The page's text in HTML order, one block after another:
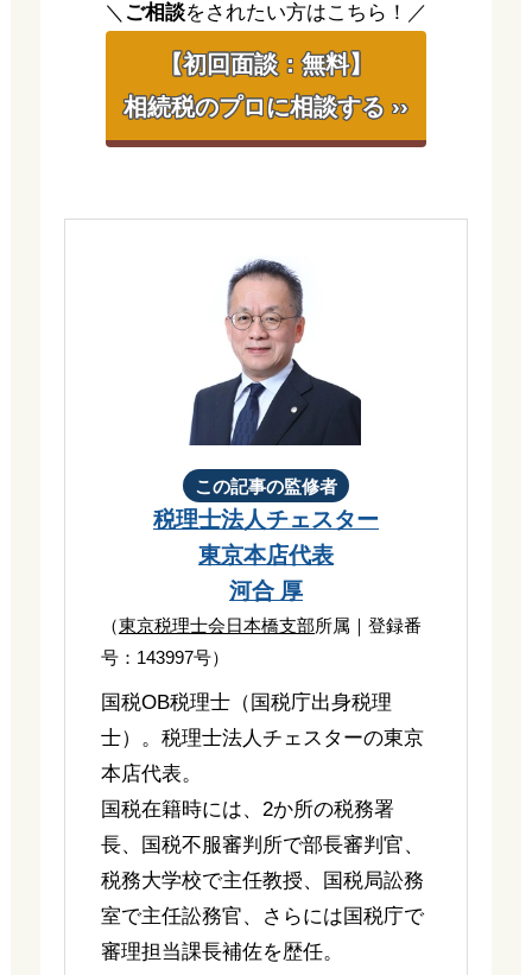
＼ ご相談をされたい方はこちら！／
【初回面談：無料】
相続税のプロに相談する ››
この記事の監修者
税理士法人チェスター
東京本店代表
河合 厚
（東京税理士会日本橋支部所属｜登録番
号：143997号）
国税OB税理士（国税庁出身税理
士）。税理士法人チェスターの東京
本店代表。
国税在籍時には、2か所の税務署
長、国税不服審判所で部長審判官、
税務大学校で主任教授、国税局訟務
室で主任訟務官、さらには国税庁で
審理担当課長補佐を歴任。